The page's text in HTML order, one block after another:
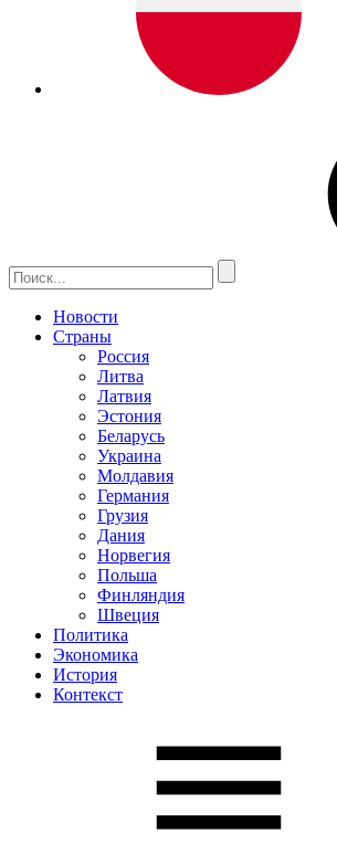
Новости
Страны
Россия
Литва
Латвия
Эстония
Беларусь
Украина
Молдавия
Германия
Грузия
Дания
Норвегия
Польша
Финляндия
Швеция
Политика
Экономика
История
Контекст